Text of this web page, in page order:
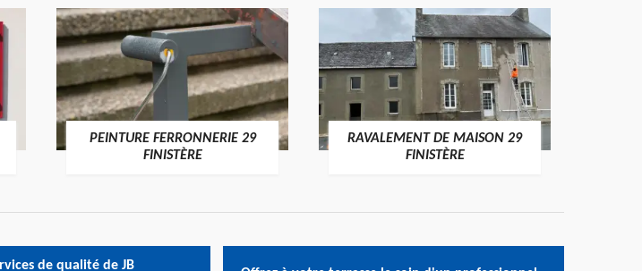
PEINTURE FERRONNERIE 29
FINISTÈRE
RAVALEMENT DE MAISON 29
FINISTÈRE
de qualité de JB